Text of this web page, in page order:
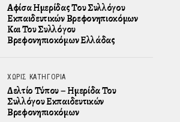
Αφίσα Ημερίδας Του Συλλόγου
Εκπαιδευτικών Βρεφονηπιοκόμων
Και Του Συλλόγου
Βρεφονηπιοκόμων Ελλάδας
ΧΩΡΊΣ ΚΑΤΗΓΟΡΊΑ
Δελτίο Τύπου – Ημερίδα Του
Συλλόγου Εκπαιδευτικών
Βρεφονηπιοκόμων